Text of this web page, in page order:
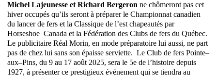
Michel Lajeunesse et Richard Bergeron ne chômeront pas cet
hiver occupés qu’ils seront à préparer le Championnat canadien
du lancer de fers et la Classique de l’est chapeautés par
Horseshoe Canada et la Fédération des Clubs de fers du Québec.
Le publicitaire Réal Morin, en mode préparatoire lui aussi, ne part
pas de chez lui sans son épaisse serviette. Le Club de fers Pointe–
aux–Pins, du 9 au 17 août 2025, sera le 5e de l’histoire depuis
1927, à présenter ce prestigieux événement qui se tiendra au